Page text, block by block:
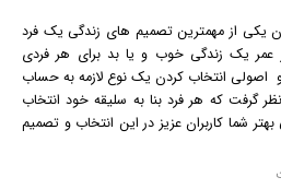
یکی از مهمترین تصمیم های زندگی یک فرد
عمر یک زندگی خوب و یا بد برای هر فردی
اصولی انتخاب کردن یک نوع لازمه به حساب
گرفت که هر فرد بنا به سلیقه خود انتخاب
شما کاربران عزیز در این انتخاب و تصمیم